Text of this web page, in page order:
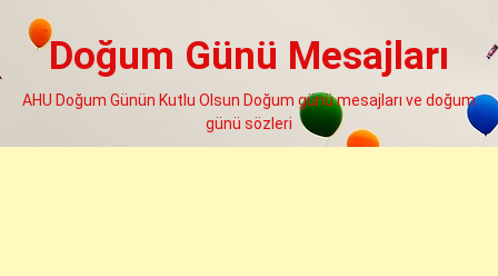
Doğum Günü Mesajları
AHU Doğum Günün Kutlu Olsun Doğum günü mesajları ve doğum
günü sözleri